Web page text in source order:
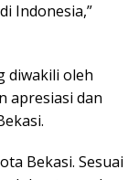
Indonesia,”
diwakili oleh
apresiasi dan
Bekasi. Sesuai